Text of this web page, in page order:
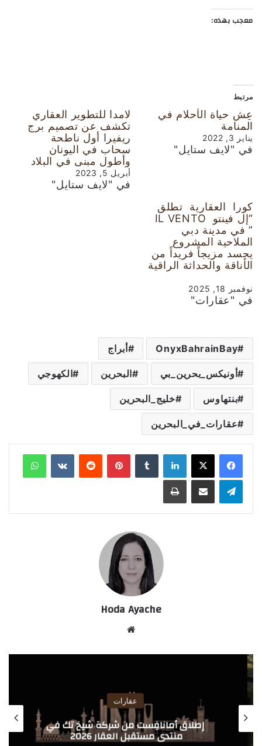
معجب بهذه:
مرتبط
عِش حياة الأحلام في
المنامة
يناير 3, 2022
في "لايف ستايل"
لامدا للتطوير العقاري
تكشف عن تصميم برج
ريفيرا أول ناطحة
سحاب في اليونان
وأطول مبنى في البلاد
أبريل 5, 2023
في "لايف ستايل"
كورا العقارية تطلق
” في مدينة دبي
الملاحية المشروع
يجسد مزيجاً فريداً من
الأناقة والحداثة الراقية
نوفمبر 18, 2025
في "عقارات"
OnyxBahrainBay أبراج
أونيكس_بحرين_بي البحرين الكهوجي
بنتهاوس خليج_البحرين
عقارات_في_البحرين
لينكدإن بينتيريست
Hoda Ayache
الوي
عقارات
إطلاق أمانافِست من شركة شيخ تك في
منتدى مستقبل العقار 2026